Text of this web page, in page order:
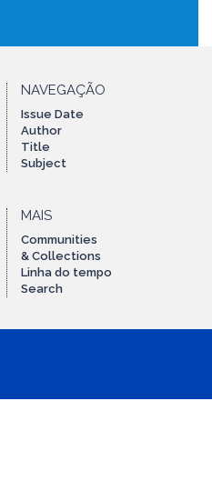
NAVEGAÇÃO
Issue Date
Author
Title
Subject
MAIS
Communities
& Collections
Linha do tempo
Search